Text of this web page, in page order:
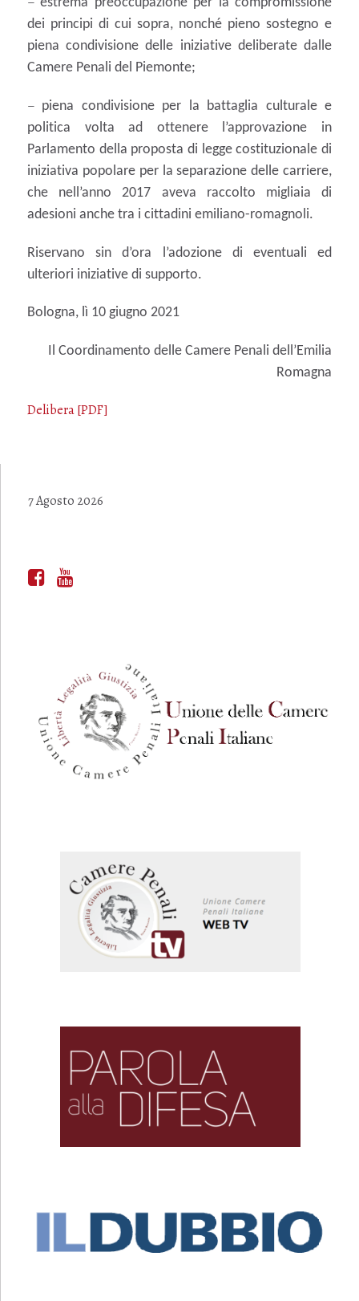
dei principi di cui sopra, nonché pieno sostegno e
piena condivisione delle iniziative deliberate dalle
Camere Penali del Piemonte;
– piena condivisione per la battaglia culturale e
politica volta ad ottenere l’approvazione in
Parlamento della proposta di legge costituzionale di
iniziativa popolare per la separazione delle carriere,
che nell’anno 2017 aveva raccolto migliaia di
adesioni anche tra i cittadini emiliano-romagnoli.
Riservano sin d’ora l’adozione di eventuali ed
ulteriori iniziative di supporto.
Bologna, lì 10 giugno 2021
Il Coordinamento delle Camere Penali dell’Emilia
Romagna
Delibera [PDF]
7 Agosto 2026